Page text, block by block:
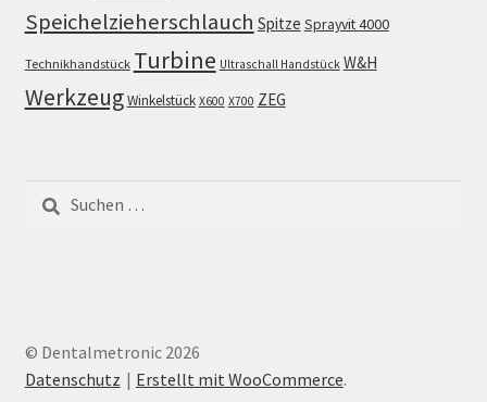
Speichelzieherschlauch Spitze Sprayvit 4000
Technikhandstück Turbine Ultraschall Handstück W&H
WerkzeugWinkelstück X600 X700 ZEG
nach:
© Dentalmetronic 2026
Datenschutz
Erstellt mit WooCommerce.